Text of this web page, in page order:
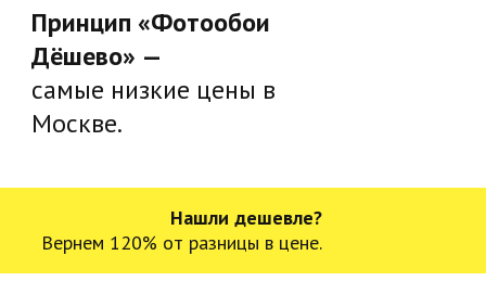
Принцип «Фотообои
Дёшево» —
самые низкие цены в
Москве.
Нашли дешевле?
Вернем 120% от разницы в цене.